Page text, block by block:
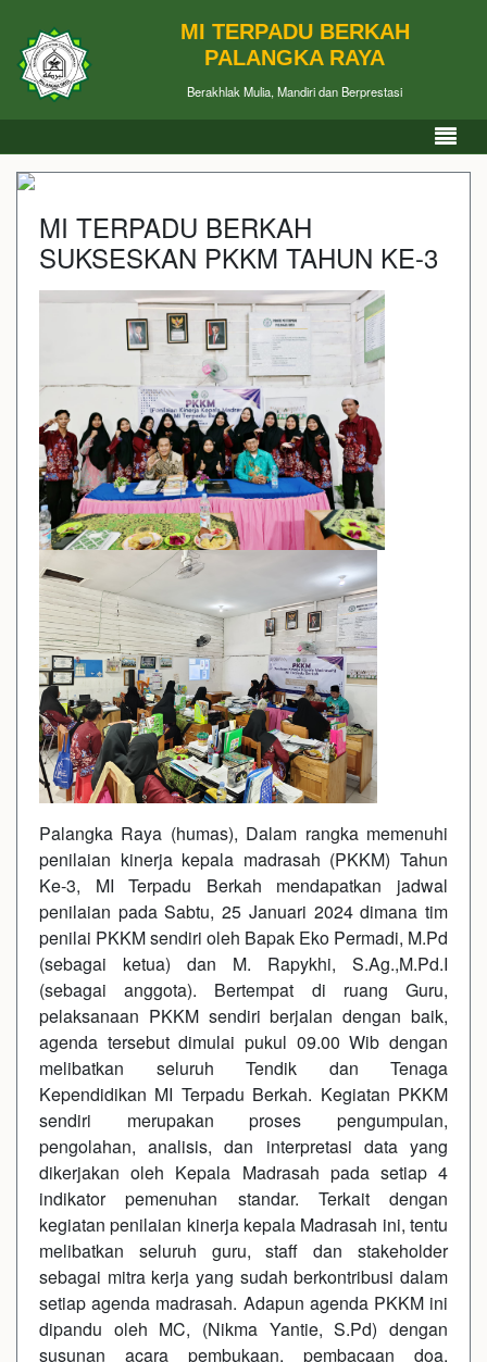
MI TERPADU BERKAH
PALANGKA RAYA
Berakhlak Mulia, Mandiri dan Berprestasi
MI TERPADU BERKAH
SUKSESKAN PKKM TAHUN KE-3
Palangka Raya (humas), Dalam rangka memenuhi
penilaian kinerja kepala madrasah (PKKM) Tahun
Ke-3, MI Terpadu Berkah mendapatkan jadwal
penilaian pada Sabtu, 25 Januari 2024 dimana tim
penilai PKKM sendiri oleh Bapak Eko Permadi, M.Pd
(sebagai ketua) dan M. Rapykhi, S.Ag.,M.Pd.I
(sebagai anggota). Bertempat di ruang Guru,
pelaksanaan PKKM sendiri berjalan dengan baik,
agenda tersebut dimulai pukul 09.00 Wib dengan
melibatkan seluruh Tendik dan Tenaga
Kependidikan MI Terpadu Berkah. Kegiatan PKKM
sendiri merupakan proses pengumpulan,
pengolahan, analisis, dan interpretasi data yang
dikerjakan oleh Kepala Madrasah pada setiap 4
indikator pemenuhan standar. Terkait dengan
kegiatan penilaian kinerja kepala Madrasah ini, tentu
melibatkan seluruh guru, staff dan stakeholder
sebagai mitra kerja yang sudah berkontribusi dalam
setiap agenda madrasah. Adapun agenda PKKM ini
dipandu oleh MC, (Nikma Yantie, S.Pd) dengan
susunan acara pembukaan, pembacaan doa,